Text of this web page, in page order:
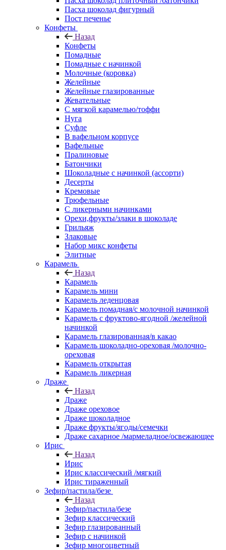
Пасха шоколад фигурный
Пост печенье
Конфеты
Назад
Конфеты
Помадные
Помадные с начинкой
Молочные (коровка)
Желейные
Желейные глазированные
Жевательные
С мягкой карамелью/тоффи
Нуга
Суфле
В вафельном корпусе
Вафельные
Пралиновые
Батончики
Шоколадные с начинкой (ассорти)
Десерты
Кремовые
Трюфельные
С ликерными начинками
Орехи,фрукты/злаки в шоколаде
Грильяж
Злаковые
Набор микс конфеты
Элитные
Карамель
Назад
Карамель
Карамель мини
Карамель леденцовая
Карамель помадная/с молочной начинкой
Карамель с фруктово-ягодной /желейной
начинкой
Карамель глазированная/в какао
Карамель шоколадно-ореховая /молочно-
ореховая
Карамель открытая
Карамель ликерная
Драже
Назад
Драже
Драже ореховое
Драже шоколадное
Драже фрукты/ягоды/семечки
Драже сахарное /мармеладное/освежающее
Ирис
Назад
Ирис
Ирис классический /мягкий
Ирис тираженный
Зефир/пастила/безе
Назад
Зефир/пастила/безе
Зефир классический
Зефир глазированный
Зефир с начинкой
Зефир многоцветный